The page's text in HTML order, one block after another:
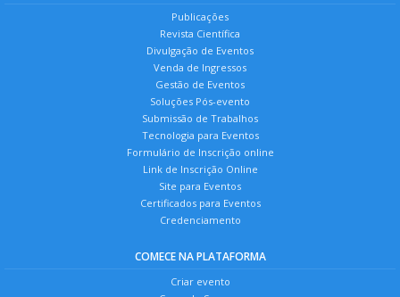
Publicações
Revista Científica
Divulgação de Eventos
Venda de Ingressos
Gestão de Eventos
Soluções Pós-evento
Submissão de Trabalhos
Tecnologia para Eventos
Formulário de Inscrição online
Link de Inscrição Online
Site para Eventos
Certificados para Eventos
Credenciamento
COMECE NA PLATAFORMA
Criar evento